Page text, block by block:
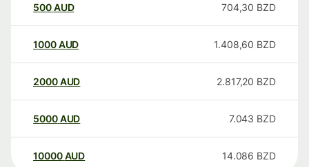
500AUD 704,30 BZD
1000AUD 1.408,60 BZD
2000AUD 2.817,20 BZD
5000AUD 7.043 BZD
10000 AUD 14.086 BZD